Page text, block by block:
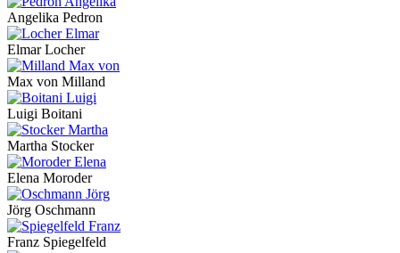
Angelika Pedron
Elmar Locher
Max von Milland
Luigi Boitani
Martha Stocker
Elena Moroder
Jörg Oschmann
Franz Spiegelfeld